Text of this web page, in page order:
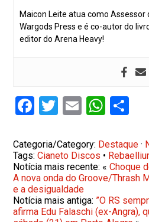
Maicon Leite atua como Assessor
Wargods Press e é co-autor do
editor do Arena Heavy!
Facebook
Twitter
Email
Categoria/Category: Destaque ·
Tags:Cianeto Discos •
Notícia mais recente: «Choque
A nova onda do Groove/Thrash
e a desigualdade
Notícia mais antiga: ”O RS
afirma Edu Falaschi (ex-Angra),